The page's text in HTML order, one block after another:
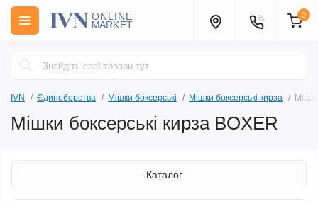
0
IVN Єдиноборства Мішки боксерські Мішки боксерські кирза
Мішки боксерські кирза BOXER
Каталог